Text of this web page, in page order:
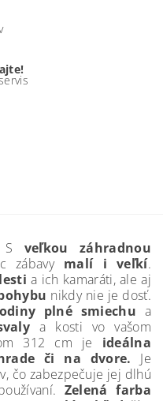
S veľkou záhradnou
zábavy malí i veľkí.
a ich kamaráti, ale aj
nikdy nie je dosť.
plné smiechu a
a kosti vo vašom
312 cm je ideálna
či na dvore. Je
čo zabezpečuje jej dlhú
Zelená farba